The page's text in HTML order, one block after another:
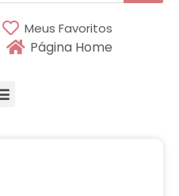
Meus Favoritos
Página Home